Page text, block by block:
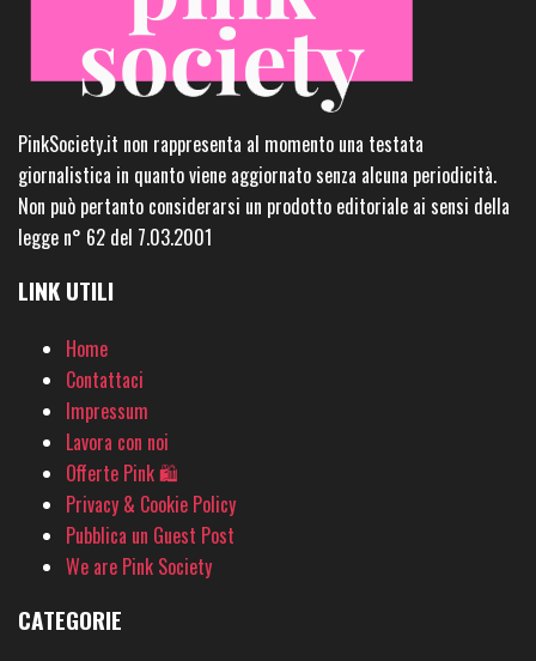
PinkSociety.it non rappresenta al momento una testata
giornalistica in quanto viene aggiornato senza alcuna periodicità.
Non può pertanto considerarsi un prodotto editoriale ai sensi della
legge n° 62 del 7.03.2001
LINK UTILI
Home
Contattaci
Impressum
Lavora con noi
Offerte Pink 🛍
Privacy & Cookie Policy
Pubblica un Guest Post
We are Pink Society
CATEGORIE